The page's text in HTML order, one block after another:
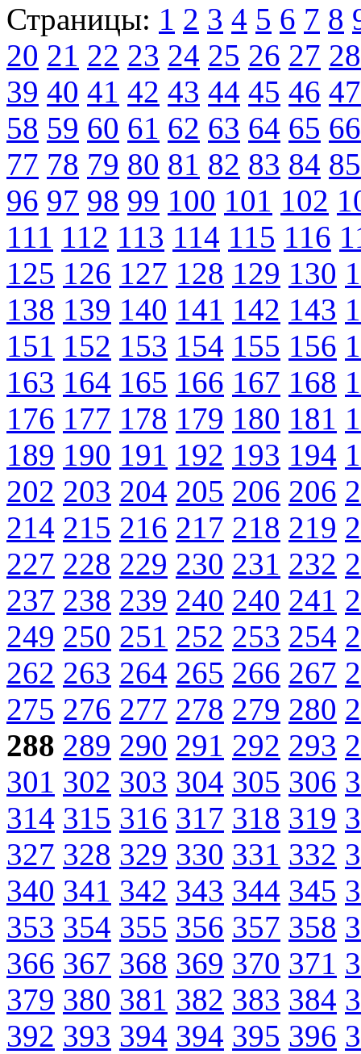
Страницы: 1 2 3 4 5 6 7 8
20 21 22 23 24 25 26 27 28
39 40 41 42 43 44 45 46 47
58 59 60 61 62 63 64 65 66
77 78 79 80 81 82 83 84 85
96 97 98 99 100 101 102
111 112 113 114 115 116
125 126 127 128 129 130
138 139 140 141 142 143
151 152 153 154 155 156
163 164 165 166 167 168
176 177 178 179 180 181
189 190 191 192 193 194
202 203 204 205 206 206
214 215 216 217 218 219
227 228 229 230 231 232
237 238 239 240 240 241
249 250 251 252 253 254
262 263 264 265 266 267
275 276 277 278 279 280
288 289 290 291 292 293
301 302 303 304 305 306
314 315 316 317 318 319
327 328 329 330 331 332
340 341 342 343 344 345
353 354 355 356 357 358
366 367 368 369 370 371
379 380 381 382 383 384
392 393 394 394 395 396